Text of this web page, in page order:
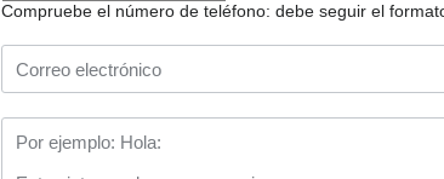
Compruebe el número de teléfono: debe seguir el